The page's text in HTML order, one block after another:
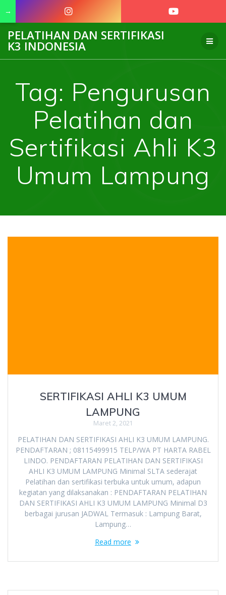
to
PELATIHAN DAN SERTIFIKASI
K3 INDONESIA
Tag: Pengurusan
Pelatihan dan
Sertifikasi Ahli K3
Umum Lampung
SERTIFIKASI AHLI K3 UMUM
LAMPUNG
Maret 2, 2021
PELATIHAN DAN SERTIFIKASI AHLI K3 UMUM LAMPUNG.
PENDAFTARAN ; 08115499915 TELP/WA PT HARTA RABEL
LINDO. PENDAFTARAN PELATIHAN DAN SERTIFIKASI
AHLI K3 UMUM LAMPUNG Minimal SLTA sederajat
Pelatihan dan sertifikasi terbuka untuk umum, adapun
kegiatan yang dilaksanakan : PENDAFTARAN PELATIHAN
DAN SERTIFIKASI AHLI K3 UMUM LAMPUNG Minimal D3
berbagai jurusan JADWAL Termasuk : Lampung Barat,
Lampung…
Read more
→